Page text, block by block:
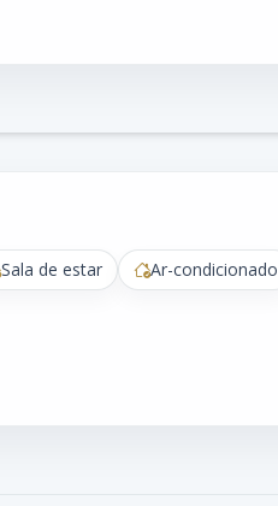
Sala de estar
Ar-condicionado